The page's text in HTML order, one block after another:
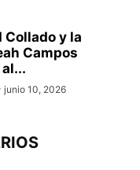
y la
Campos
junio 10, 2026